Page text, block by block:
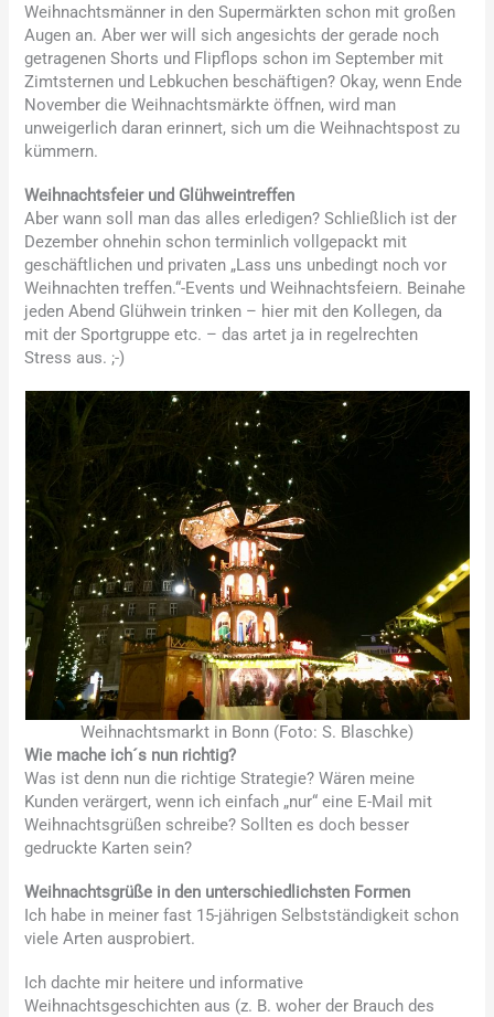
Weihnachtsmänner in den Supermärkten schon mit großen
Augen an. Aber wer will sich angesichts der gerade noch
getragenen Shorts und Flipflops schon im September mit
Zimtsternen und Lebkuchen beschäftigen? Okay, wenn Ende
November die Weihnachtsmärkte öffnen, wird man
unweigerlich daran erinnert, sich um die Weihnachtspost zu
kümmern.
Weihnachtsfeier und Glühweintreffen
Aber wann soll man das alles erledigen? Schließlich ist der
Dezember ohnehin schon terminlich vollgepackt mit
geschäftlichen und privaten „Lass uns unbedingt noch vor
Weihnachten treffen.“-Events und Weihnachtsfeiern. Beinahe
jeden Abend Glühwein trinken – hier mit den Kollegen, da
mit der Sportgruppe etc. – das artet ja in regelrechten
Stress aus. ;-)
Weihnachtsmarkt in Bonn (Foto: S. Blaschke)
Wie mache ich´s nun richtig?
Was ist denn nun die richtige Strategie? Wären meine
Kunden verärgert, wenn ich einfach „nur“ eine E-Mail mit
Weihnachtsgrüßen schreibe? Sollten es doch besser
gedruckte Karten sein?
Weihnachtsgrüße in den unterschiedlichsten Formen
Ich habe in meiner fast 15-jährigen Selbstständigkeit schon
viele Arten ausprobiert.
Ich dachte mir heitere und informative
Weihnachtsgeschichten aus (z. B. woher der Brauch des